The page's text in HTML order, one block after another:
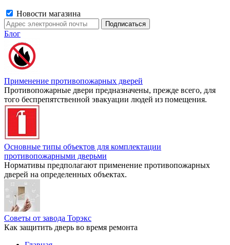
Новости магазина
Блог
Применение противопожарных дверей
Противопожарные двери предназначены, прежде всего, для
того беспрепятственной эвакуации людей из помещения.
Основные типы объектов для комплектации
противопожарными дверьми
Нормативы предполагают применение противопожарных
дверей на определенных объектах.
Советы от завода Торэкс
Как защитить дверь во время ремонта